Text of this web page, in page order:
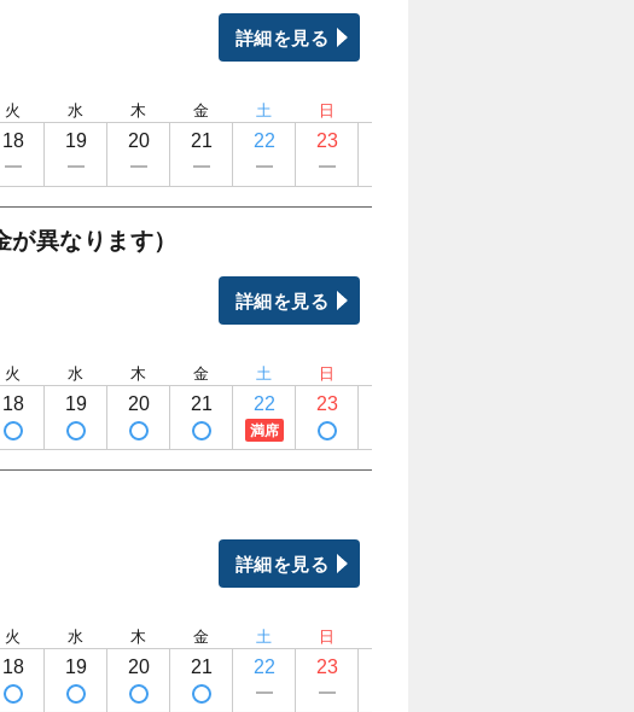
詳細を見る
火
18
水
19
木
20
金
21
土
22
日
23
異なります）
詳細を見る
火
18
水
19
木
20
金
21
土
22
満席
日
23
詳細を見る
火
18
水
19
木
20
金
21
土
22
日
23